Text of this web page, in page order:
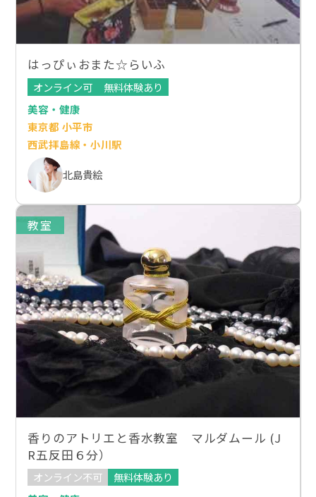
はっぴぃおまた☆らいふ
オンライン可
無料体験あり
美容・健康
東京都 小平市
西武拝島線・小川駅
北島貴絵
教室
香りのアトリエと香水教室 マルダムール (J
R五反田６分）
オンライン不可
無料体験あり